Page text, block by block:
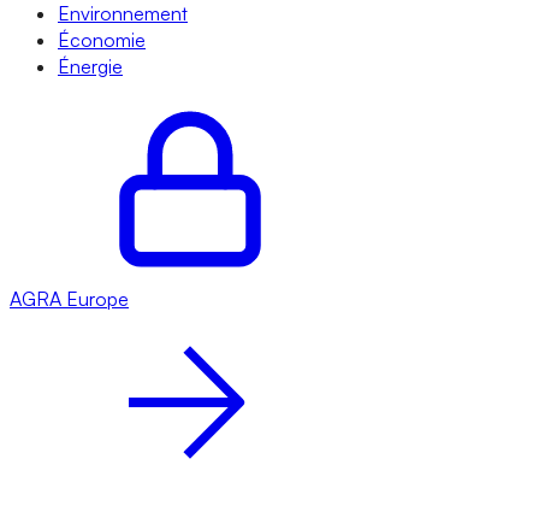
Environnement
Économie
Énergie
AGRA Europe